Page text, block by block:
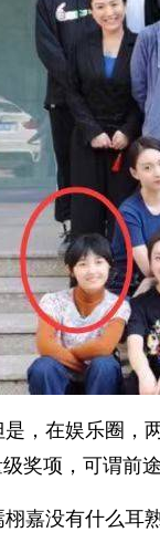
是，在娱乐圈，
奖项，可谓前
栩嘉没有什么耳